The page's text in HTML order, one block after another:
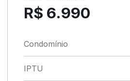
R$ 6.990
Condomínio
IPTU